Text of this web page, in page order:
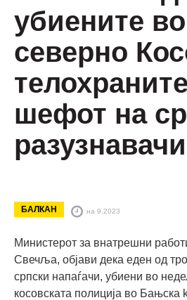
убиените во
северно
шефот на
БАЛКАН на 9.2023
Министерот за внатрешни
Свечља, објави дека еден од
српски напаѓачи, убиени во
косовската полиција во Бањска